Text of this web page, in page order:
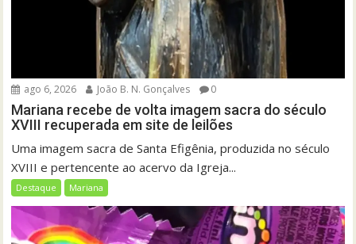
ago 6, 2026 João B. N. Gonçalves 0
Mariana recebe de volta imagem sacra do século
XVIII recuperada em site de leilões
Uma imagem sacra de Santa Efigênia, produzida no século
XVIII e pertencente ao acervo da Igreja...
Destaque Mariana